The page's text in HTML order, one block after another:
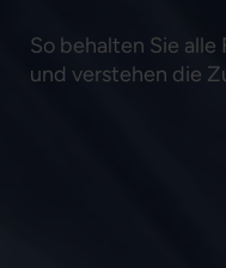
So behalten Sie
und verstehen die